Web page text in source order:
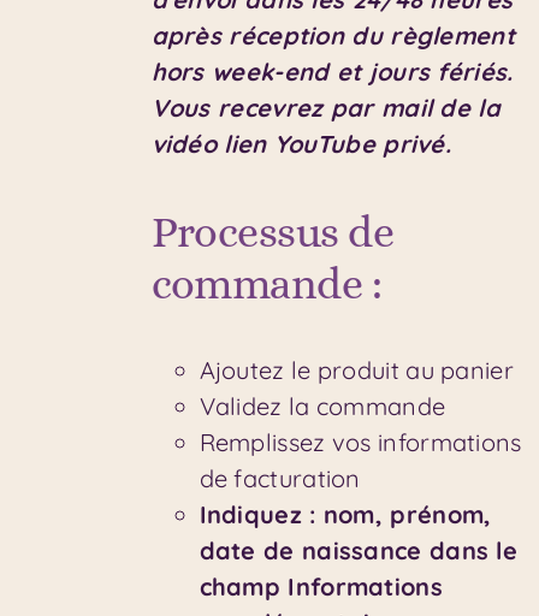
après réception du règlement
hors week-end et jours fériés.
Vous recevrez par mail de la
vidéo lien YouTube privé.
Processus de
commande :
Ajoutez le produit au panier
Validez la commande
Remplissez vos informations
de facturation
Indiquez : nom, prénom,
date de naissance dans le
champ Informations